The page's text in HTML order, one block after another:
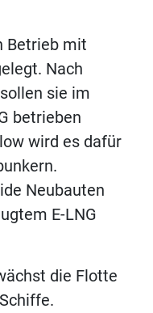
Betrieb mit
Nach
sie im
betrieben
wird es dafür
Neubauten
E-LNG
die Flotte